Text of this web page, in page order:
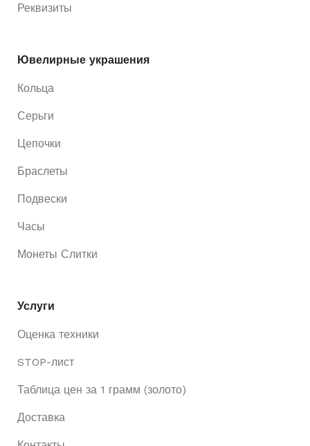
Реквизиты
Ювелирные украшения
Кольца
Серьги
Цепочки
Браслеты
Подвески
Часы
Монеты Слитки
Услуги
Оценка техники
STOP-лист
Таблица цен за 1 грамм (золото)
Доставка